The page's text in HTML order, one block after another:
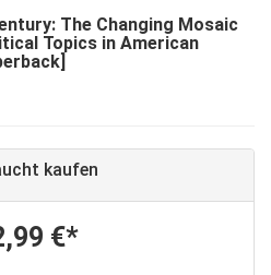
The Changing Mosaic
Topics in American
kaufen
€*